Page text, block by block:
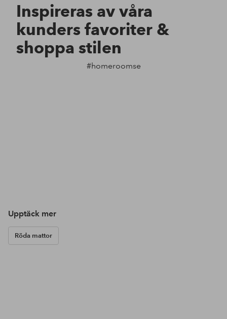
Inspireras av våra
kunders favoriter &
shoppa stilen
#homeroomse
Upptäck mer
Röda mattor